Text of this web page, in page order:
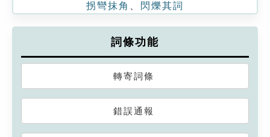
拐彎抹角 閃爍其詞
詞條功能
轉寄詞條
錯誤通報